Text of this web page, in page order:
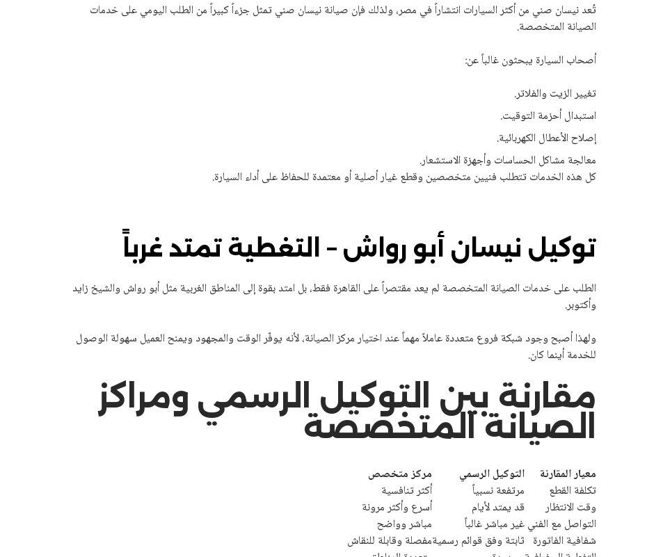
تُعد نيسان صني من أكثر السيارات انتشاراً في مصر، ولذلك فإن صيانة نيسان صني تمثل جزءاً كبيراً من الطلب اليومي على خدمات
الصيانة المتخصصة.
أصحاب السيارة يبحثون غالباً عن:
تغيير الزيت والفلاتر.
استبدال أحزمة التوقيت.
إصلاح الأعطال الكهربائية.
معالجة مشاكل الحساسات وأجهزة الاستشعار.
كل هذه الخدمات تتطلب فنيين متخصصين وقطع غيار أصلية أو معتمدة للحفاظ على أداء السيارة.
توكيل نيسان أبو رواش – التغطية تمتد غرباً
الطلب على خدمات الصيانة المتخصصة لم يعد مقتصراً على القاهرة فقط، بل امتد بقوة إلى المناطق الغربية مثل أبو رواش والشيخ زايد
وأكتوبر.
ولهذا أصبح وجود شبكة فروع متعددة عاملاً مهماً عند اختيار مركز الصيانة، لأنه يوفّر الوقت والمجهود ويمنح العميل سهولة الوصول
للخدمة أينما كان.
مقارنة بين التوكيل الرسمي ومراكز
الصيانة المتخصصة
معيار المقارنة التوكيل الرسمي
مركز متخصص
تكلفة القطع
مرتفعة نسبياً
أكثر تنافسية
وقت الانتظار
قد يمتد لأيام
أسرع وأكثر مرونة
التواصل مع الفنيغير مباشر غالباً
مباشر وواضح
شفافية الفاتورة ثابتة وفق قوائم رسميةمفصلة وقابلة للنقاش